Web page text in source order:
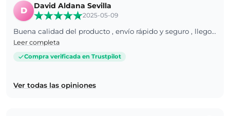
D
David Aldana Sevilla
2025-05-09
Buena calidad del producto , envío rápido y seguro , llego a casa en perfecto estado
Leer completa
Compra verificada en Trustpilot
Ver todas las opiniones